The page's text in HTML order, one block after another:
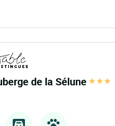
de la Sélune